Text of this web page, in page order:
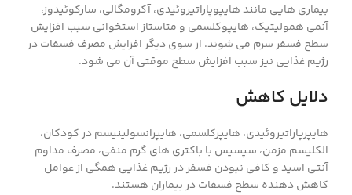
بیماری هایی مانند هایپوپاراتیروئیدی، آکرومگالی، سارکوئیدوز،
آنمی همولیتیک، هایپوکلسمی و متاستاز استخوانی سبب افزایش
سطح فسفر سرم می شوند. از سوی دیگر افزایش مصرف فسفات در
رژیم غذایی نیز سبب افزایش سطح موقتی آن می شود.
دلایل کاهش
هایپرپاراتیروئیدی، هایپرکلسمی، هایپرانسولینیسم در کودکان،
الکلیسم مزمن، سپسیس با باکتری های گرم منفی، مصرف مداوم
آنتی اسید و کافی نبودن فسفر در رژیم غذایی همگی از عوامل
کاهش دهنده سطح فسفات در بیماران هستند.